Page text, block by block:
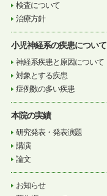
検査について
治療方針
小児神経系の疾患について
神経系疾患と原因について
対象とする疾患
症例数の多い疾患
本院の実績
研究発表・発表演題
講演
論文
お知らせ